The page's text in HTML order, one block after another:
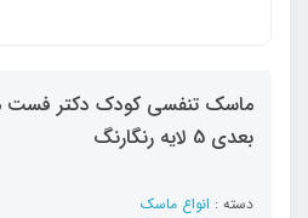
بعدی 5 لایه رنگارنگ
دسته : انواع ماسک